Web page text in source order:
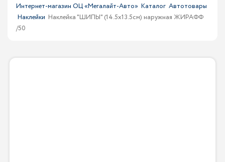
Интернет-магазин ОЦ «Мегалайт-Авто» Каталог Автотовары
Наклейки Наклейка "ШИПЫ" (14.5х13.5см) наружная ЖИРАФФ
/50